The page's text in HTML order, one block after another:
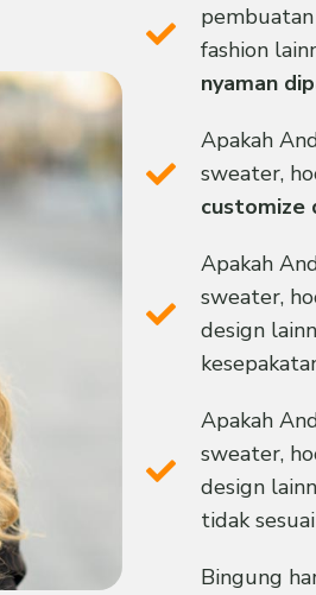
pembuatan
fashion
nyaman
Apakah
sweater,
customize
Apakah
sweater,
design
Apakah
sweater,
design
tidak
Bingung